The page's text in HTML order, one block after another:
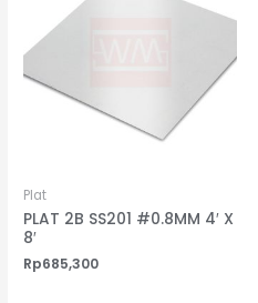
Plat
PLAT 2B SS201 #0.8MM 4′ X
8′
Rp685,300